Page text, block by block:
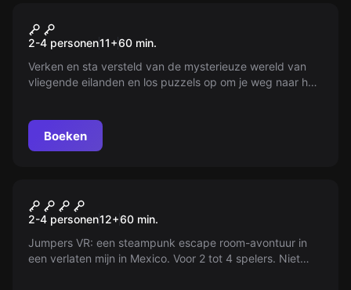
VR Jungle Quest
2-4 personen11+60 min.
Verken en sta versteld van de mysterieuze wereld van
vliegende eilanden en los puzzels op om je weg naar huis
Boeken
VR Jumpers
2-4 personen12+60 min.
Jumpers VR: een steampunk escape room-avontuur in
een verlaten mijn in Mexico. Voor 2 tot 4 spelers. Niet